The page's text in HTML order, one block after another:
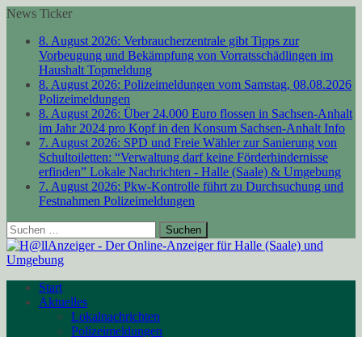
News Ticker
8. August 2026: Verbraucherzentrale gibt Tipps zur
Vorbeugung und Bekämpfung von Vorratsschädlingen im
Haushalt Topmeldung
8. August 2026: Polizeimeldungen vom Samstag, 08.08.2026
Polizeimeldungen
8. August 2026: Über 24.000 Euro flossen in Sachsen-Anhalt
im Jahr 2024 pro Kopf in den Konsum Sachsen-Anhalt Info
7. August 2026: SPD und Freie Wähler zur Sanierung von
Schultoiletten: “Verwaltung darf keine Förderhindernisse
erfinden” Lokale Nachrichten - Halle (Saale) & Umgebung
7. August 2026: Pkw-Kontrolle führt zu Durchsuchung und
Festnahmen Polizeimeldungen
Suchen
nach:
Start
Aktuelles
Lokalnachrichten
Polizeimeldungen